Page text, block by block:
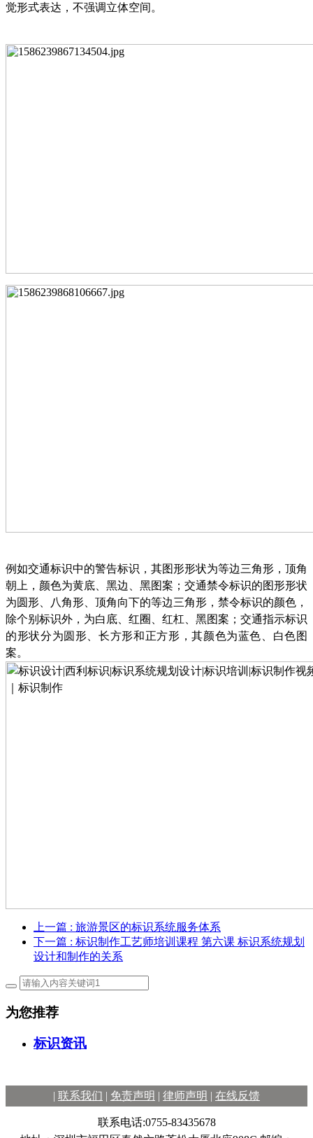
觉形式表达，不强调立体空间。
例如交通标识中的警告标识，其图形形状为等边三角形，顶角
朝上，颜色为黄底、黑边、黑图案；交通禁令标识的图形形状
为圆形、八角形、顶角向下的等边三角形，禁令标识的颜色，
除个别标识外，为白底、红圈、红杠、黑图案；交通指示标识
的形状分为圆形、长方形和正方形，其颜色为蓝色、白色图
案。
上一篇 : 旅游景区的标识系统服务体系
下一篇 : 标识制作工艺师培训课程 第六课 标识系统规划
设计和制作的关系
为您推荐
标识资讯
| 联系我们 | 免责声明 | 律师声明 | 在线反馈
联系电话:0755-83435678